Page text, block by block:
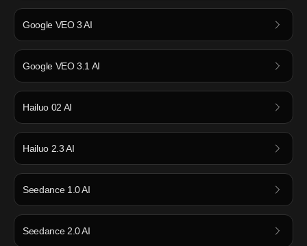
Google VEO 3 AI
Google VEO 3.1 AI
Hailuo 02 AI
Hailuo 2.3 AI
Seedance 1.0 AI
Seedance 2.0 AI